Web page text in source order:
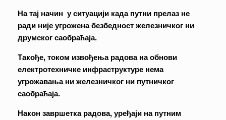
На тај начин у ситуацији када путни прелаз не
ради није угрожена безбедност железничког ни
друмског саобраћаја.
Такође, током извођења радова на обнови
електротехничке инфраструктуре нема
угрожавања ни железничког ни путничког
саобраћаја.
Након завршетка радова, уређаји на путним